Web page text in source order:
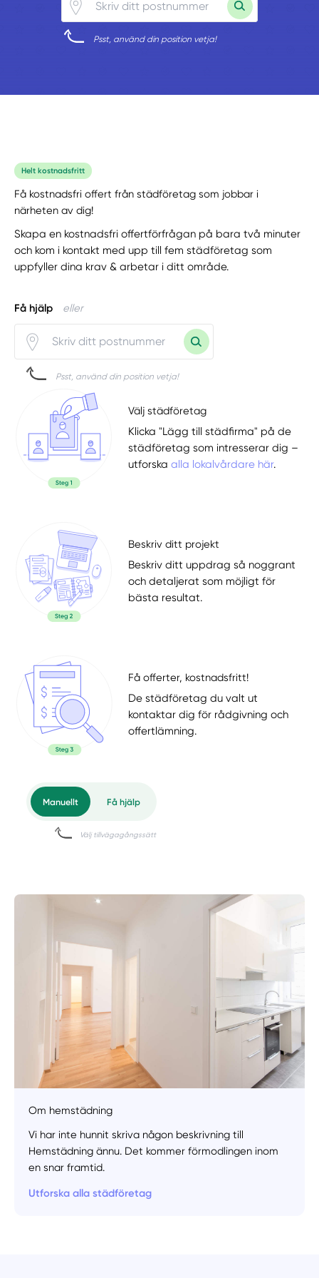
Psst, använd din position vetja!
Helt kostnadsfritt
Få kostnadsfri offert från städföretag som jobbar i
närheten av dig!
Skapa en kostnadsfri offertförfrågan på bara två minuter
och kom i kontakt med upp till fem städföretag som
uppfyller dina krav & arbetar i ditt område.
Få hjälp eller
Psst, använd din position vetja!
Välj städföretag
Klicka "Lägg till städfirma" på de
städföretag som intresserar dig –
utforskaalla lokalvårdare här.
Beskriv ditt projekt
Beskriv ditt uppdrag så noggrant
och detaljerat som möjligt för
bästa resultat.
Få offerter, kostnadsfritt!
De städföretag du valt ut
kontaktar dig för rådgivning och
offertlämning.
Om hemstädning
Vi har inte hunnit skriva någon beskrivning till
Hemstädning ännu. Det kommer förmodlingen inom
en snar framtid.
Utforska alla städföretag